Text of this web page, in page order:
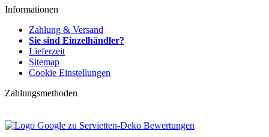
Informationen
Zahlung & Versand
Sie sind Einzelhändler?
Lieferzeit
Sitemap
Cookie Einstellungen
Zahlungsmethoden